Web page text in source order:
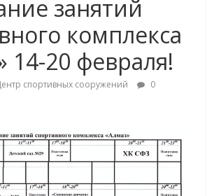
занятий
комплекса
14-20 февраля!
спортивных сооружений
0